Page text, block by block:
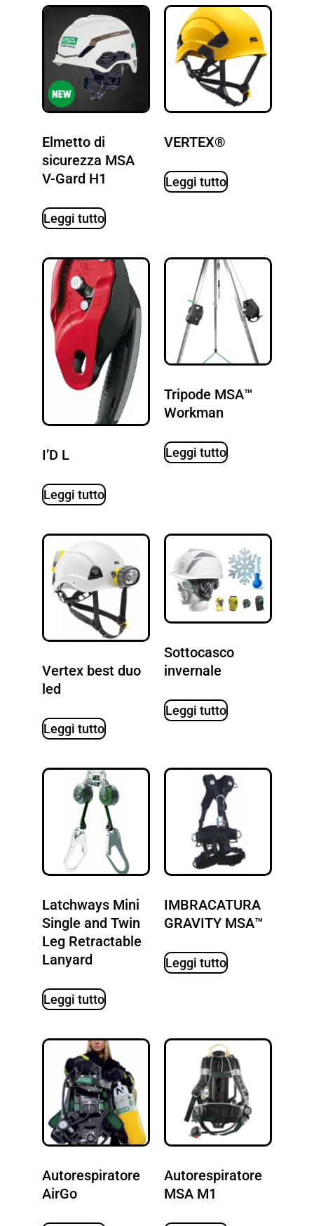
Elmetto di
sicurezza MSA
V-Gard H1
Leggi tutto
VERTEX®
Leggi tutto
I’D L
Leggi tutto
Tripode MSA™
Workman
Leggi tutto
Vertex best duo
led
Leggi tutto
Sottocasco
invernale
Leggi tutto
Latchways Mini
Single and Twin
Leg Retractable
Lanyard
Leggi tutto
IMBRACATURA
GRAVITY MSA™
Leggi tutto
Autorespiratore
AirGo
Autorespiratore
MSA M1